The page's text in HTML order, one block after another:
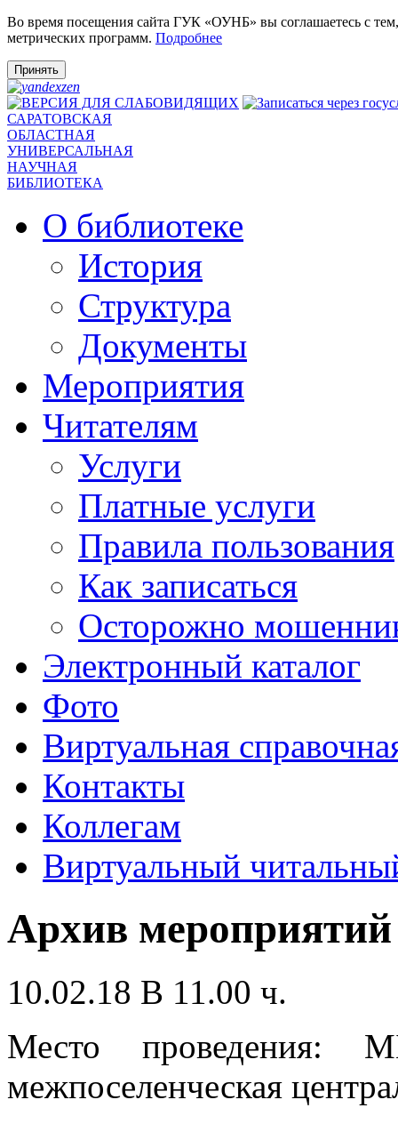
Во время посещения сайта ГУК «ОУНБ» вы соглашаетесь с
метрических программ. Подробнее
Принять
САРАТОВСКАЯ
ОБЛАСТНАЯ
УНИВЕРСАЛЬНАЯ
НАУЧНАЯ
БИБЛИОТЕКА
О библиотеке
История
Структура
Документы
Мероприятия
Читателям
Услуги
Платные услуги
Правила пользования
Как записаться
Осторожно
Электронный каталог
Фото
Виртуальная
Контакты
Коллегам
Виртуальный
Архив мероприятий
10.02.18 В 11.00 ч.
Место проведения:
межпоселенческая